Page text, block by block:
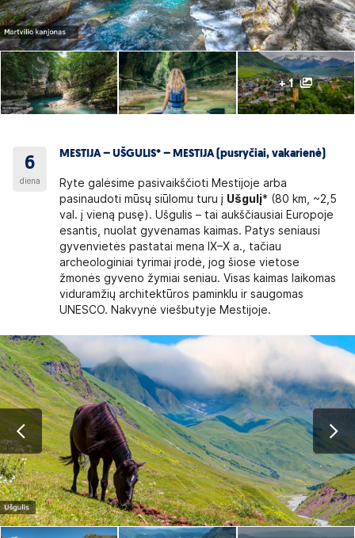
+ 1
6
diena
MESTIJA – UŠGULIS* – MESTIJA (pusryčiai, vakarienė)
Ryte galėsime pasivaikščioti Mestijoje arba
pasinaudoti mūsų siūlomu turu į Ušgulį* (80 km, ~2,5
val. į vieną pusę). Ušgulis – tai aukščiausiai Europoje
esantis, nuolat gyvenamas kaimas. Patys seniausi
gyvenvietės pastatai mena IX–X a., tačiau
archeologiniai tyrimai įrodė, jog šiose vietose
žmonės gyveno žymiai seniau. Visas kaimas laikomas
viduramžių architektūros paminklu ir saugomas
UNESCO. Nakvynė viešbutyje Mestijoje.